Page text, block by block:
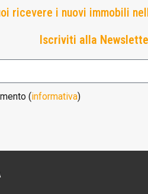
ricevere i nuovi immobili
Iscriviti alla
(informativa)